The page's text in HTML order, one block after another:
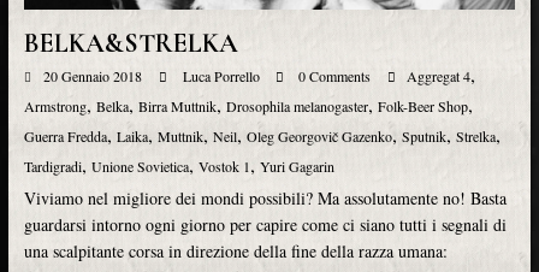
BELKA&STRELKA
20 Gennaio 2018 Luca Porrello 0 Comments Aggregat 4,
Armstrong, Belka, Birra Muttnik, Drosophila melanogaster, Folk-Beer Shop,
Guerra Fredda, Laika, Muttnik, Neil, Oleg Georgovič Gazenko, Sputnik, Strelka,
Tardigradi, Unione Sovietica, Vostok 1, Yuri Gagarin
Viviamo nel migliore dei mondi possibili? Ma assolutamente no! Basta
guardarsi intorno ogni giorno per capire come ci siano tutti i segnali di
una scalpitante corsa in direzione della fine della razza umana: